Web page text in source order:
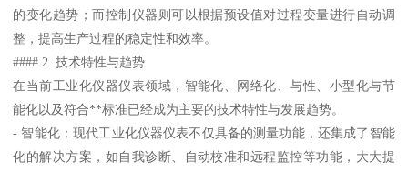
的变化趋势；而控制仪器则可以根据预设值对过程变量进行自动调
整，提高生产过程的稳定性和效率。
#### 2. 技术特性与趋势
在当前工业化仪器仪表领域，智能化、网络化、与性、小型化与节
能化以及符合**标准已经成为主要的技术特性与发展趋势。
- 智能化：现代工业化仪器仪表不仅具备的测量功能，还集成了智能
化的解决方案，如自我诊断、自动校准和远程监控等功能，大大提